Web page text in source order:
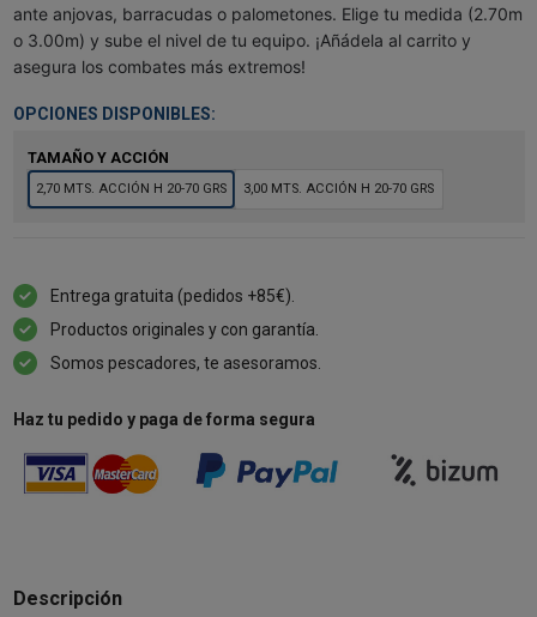
ante anjovas, barracudas o palometones. Elige tu medida (2.70m
o 3.00m) y sube el nivel de tu equipo. ¡Añádela al carrito y
asegura los combates más extremos!
OPCIONES DISPONIBLES:
TAMAÑO Y ACCIÓN
2,70 MTS. ACCIÓN H 20-70 GRS 3,00 MTS. ACCIÓN H 20-70 GRS
Entrega gratuita (pedidos +85€).
Productos originales y con garantía.
Somos pescadores, te asesoramos.
Haz tu pedido y paga de forma segura
Descripción